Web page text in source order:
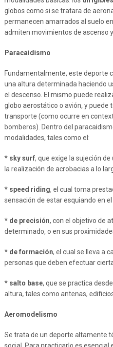
globos como si se tratara de
permanecen amarrados al suelo
admiten movimientos de ascenso
Paracaidismo
Fundamentalmente, este deporte
una altura determinada haciendo
el descenso. El mismo puede
globo aerostático o avión, y puede
transporte (como ocurre en
bomberos). Dentro del
modalidades, tales como el:
* sky surf, que exige la sujeción
la realización de acrobacias a lo
* speed riding, el cual toma
sensación de estar esquiando en el
* de precisión, con el objetivo de
determinado, o en sus
* de formación, el cual se lleva a
personas que deben efectuar
* salto base, que se practica
altura, tales como antenas,
Aeromodelismo
Se trata de un deporte altamente